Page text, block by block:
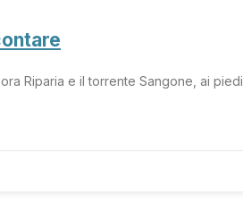
Riparia e il torrente Sangone, ai piedi